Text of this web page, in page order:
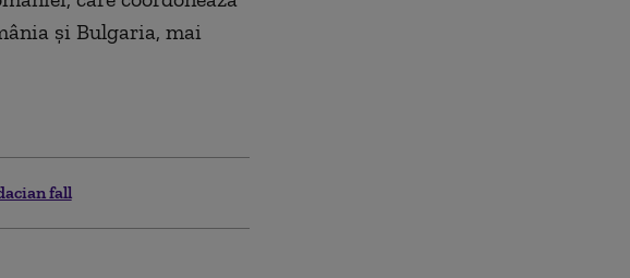
şi Bulgaria, mai
fall